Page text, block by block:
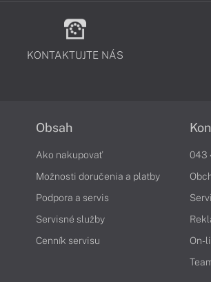
KONTAKTUJTE NÁS
Obsah
Ako nakupovať
Možnosti doručenia a platby
Podpora a servis
Servisné služby
Cenník servisu
043
On-